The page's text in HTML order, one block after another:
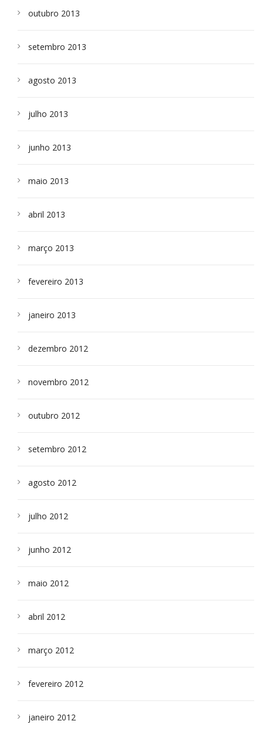
outubro 2013
setembro 2013
agosto 2013
julho 2013
junho 2013
maio 2013
abril 2013
março 2013
fevereiro 2013
janeiro 2013
dezembro 2012
novembro 2012
outubro 2012
setembro 2012
agosto 2012
julho 2012
junho 2012
maio 2012
abril 2012
março 2012
fevereiro 2012
janeiro 2012